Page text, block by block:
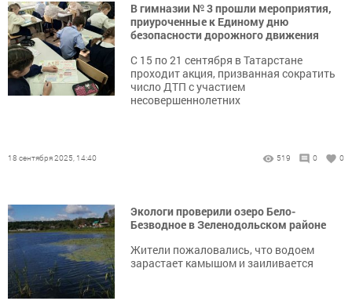
В гимназии № 3 прошли мероприятия,
приуроченные к Единому дню
безопасности дорожного движения
С 15 по 21 сентября в Татарстане
проходит акция, призванная сократить
число ДТП с участием
несовершеннолетних
18 сентября 2025, 14:40 519 0 0
Экологи проверили озеро Бело-
Безводное в Зеленодольском районе
Жители пожаловались, что водоем
зарастает камышом и заиливается